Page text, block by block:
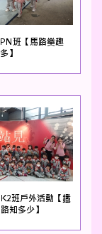
PN班【馬路樂趣
多】
K2班戶外活動【鐵
路知多少】